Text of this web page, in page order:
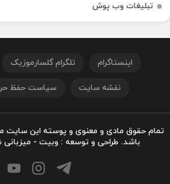
تبلیغات وب پوش
اینستاگرام تلگرام گلسارموزیک
نقشه سایت سیاست حفظ
تمام حقوق مادی و معنوی و پوسته این سایت
باشد. طراحی و توسعه : وبیت -